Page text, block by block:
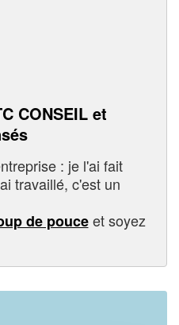
CONSEIL et
: je l'ai fait
travaillé, c'est un
de pouceet soyez